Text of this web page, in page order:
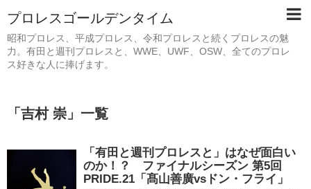
プロレスゴールデンタイム
昭和プロレス、平成プロレス、令和プロレスと続くプロレスの魅
力。有田と週刊プロレスと、WWE、UWF、OSW、全てのプロレ
ス好きな人に捧げます。
「 吉村 崇 」 一覧
「有田と週刊プロレスと」はなぜ面白い
のか！？ ファイナルシーズン 第5回
PRIDE.21「髙山善廣vsドン・フライ」